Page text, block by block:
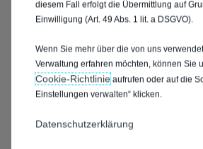
diesem Fall erfolgt die Übermittlung auf
Einwilligung (Art. 49 Abs. 1 lit. a DSGVO).
Wenn Sie mehr über die von uns
Verwaltung erfahren möchten, können Sie
Cookie‑Richtlinieaufrufen oder auf die
Einstellungen verwalten“ klicken.
Datenschutzerklärung